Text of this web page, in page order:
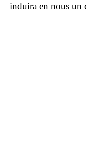
induira en nous un